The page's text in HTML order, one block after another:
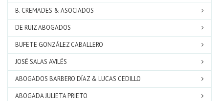
B. CREMADES & ASOCIADOS
DE RUIZ ABOGADOS
BUFETE GONZÁLEZ CABALLERO
JOSÉ SALAS AVILÉS
ABOGADOS BARBERO DÍAZ & LUCAS CEDILLO
ABOGADA JULIETA PRIETO